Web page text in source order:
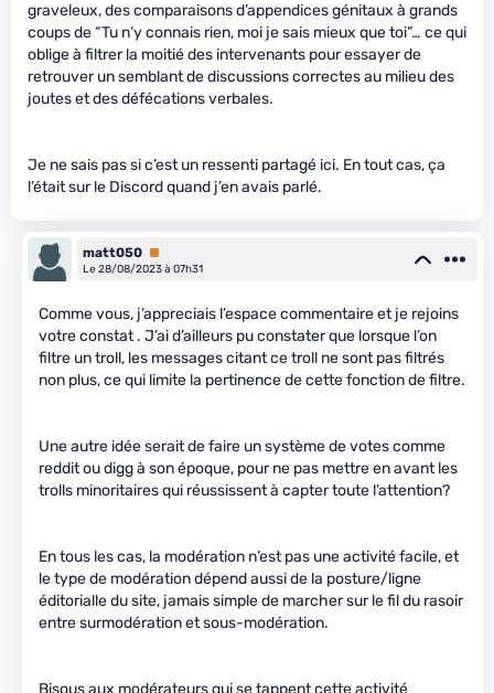
graveleux, des comparaisons d’appendices génitaux à grands
coups de “Tu n’y connais rien, moi je sais mieux que toi”… ce qui
oblige à filtrer la moitié des intervenants pour essayer de
retrouver un semblant de discussions correctes au milieu des
joutes et des défécations verbales.
Je ne sais pas si c’est un ressenti partagé ici. En tout cas, ça
l’était sur le Discord quand j’en avais parlé.
matt050 Premium
Le 28/08/2023 à 07h31
Comme vous, j’appreciais l’espace commentaire et je rejoins
votre constat . J’ai d’ailleurs pu constater que lorsque l’on
filtre un troll, les messages citant ce troll ne sont pas filtrés
non plus, ce qui limite la pertinence de cette fonction de filtre.
Une autre idée serait de faire un système de votes comme
reddit ou digg à son époque, pour ne pas mettre en avant les
trolls minoritaires qui réussissent à capter toute l’attention?
En tous les cas, la modération n’est pas une activité facile, et
le type de modération dépend aussi de la posture/ligne
éditorialle du site, jamais simple de marcher sur le fil du rasoir
entre surmodération et sous-modération.